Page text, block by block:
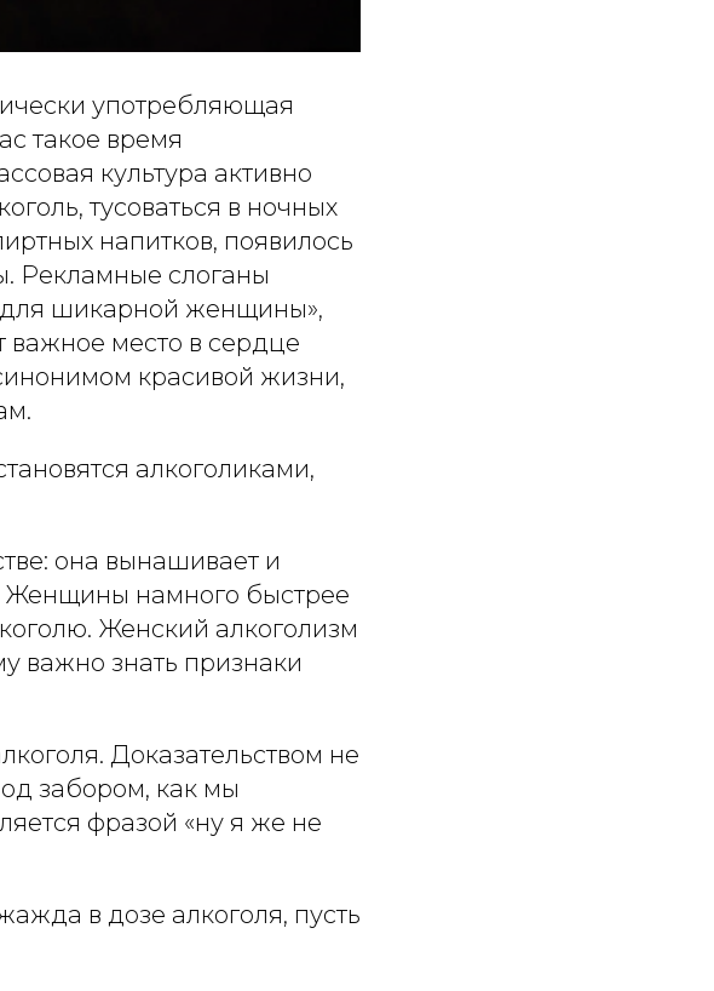
употребляющая
такое время
культура активно
тусоваться в ночных
напитков, появилось
Рекламные слоганы
для шикарной женщины»,
важное место в сердце
красивой жизни,
алкоголиками,
она вынашивает и
Женщины намного быстрее
Женский алкоголизм
важно знать признаки
Доказательством не
забором, как мы
фразой «ну я же не
в дозе алкоголя, пусть